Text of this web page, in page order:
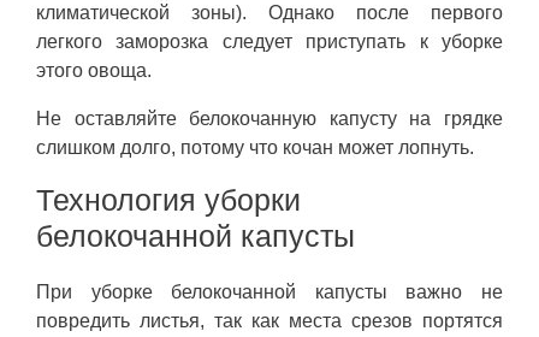
климатической зоны). Однако после первого
легкого заморозка следует приступать к уборке
этого овоща.
Не оставляйте белокочанную капусту на грядке
слишком долго, потому что кочан может лопнуть.
Технология уборки
белокочанной капусты
При уборке белокочанной капусты важно не
повредить листья, так как места срезов портятся